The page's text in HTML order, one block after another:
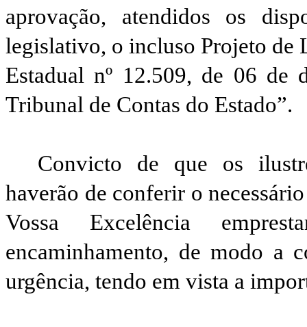
aprovação, atendidos os
legislativo, o incluso Projeto de
Estadual nº 12.509, de 06 de
Tribunal de Contas do Estado”.
Convicto de que os
haverão de conferir o
Vossa Excelência
encaminhamento, de modo a
urgência, tendo em vista a